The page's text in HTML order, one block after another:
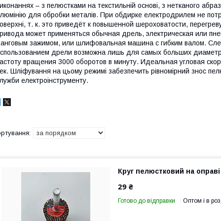
– з пелюстками на текстильній основі, з нетканого
для обробки металів. При обдирке електродрилем не
т. к. это приведёт к повышенной шероховатости,
может применяться обычная дрель, электрическая или
зажимом, или шлифовальная машина с гибким валом.
дрели возможна лишь для самых больших
вращения 3000 оборотов в минуту. Идеальная угловая
Шліфування на цьому режимі забезпечить рівномірний знос
електроінструменту.
Круг пелюстковий на оправі
29 ₴
Готово до відправки Оптом і в